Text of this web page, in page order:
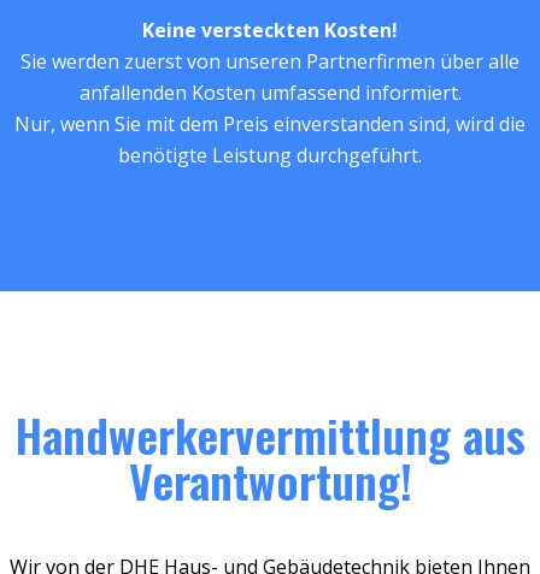
Keine versteckten Kosten!
Sie werden zuerst von unseren Partnerfirmen über alle
anfallenden Kosten umfassend informiert.
Nur, wenn Sie mit dem Preis einverstanden sind, wird die
benötigte Leistung durchgeführt.
Handwerkervermittlung aus
Verantwortung!
Wir von der DHE Haus- und Gebäudetechnik bieten Ihnen